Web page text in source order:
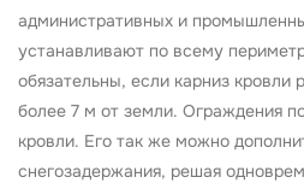
административных и
устанавливают по всему
обязательны, если карниз кровли
более 7 м от земли. Ограждения
кровли. Его так же можно
снегозадержания, решая